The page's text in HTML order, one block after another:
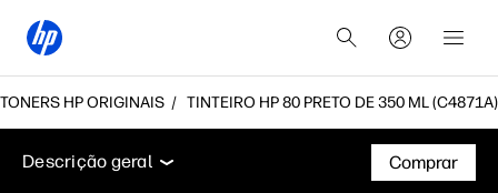
HP ORIGINAIS TINTEIRO HP 80 PRETO DE 350 ML (C4871A)
Descrição geral
Suporte
Descrição geral
Comprar